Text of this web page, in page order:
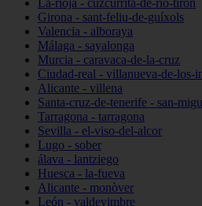
La-rioja - cuzcurrita-de-río-tirón
Girona - sant-feliu-de-guíxols
Valencia - alboraya
Málaga - sayalonga
Murcia - caravaca-de-la-cruz
Ciudad-real - villanueva-de-los-
Alicante - villena
Santa-cruz-de-tenerife - san-
Tarragona - tarragona
Sevilla - el-viso-del-alcor
Lugo - sober
álava - lantziego
Huesca - la-fueva
Alicante - monòver
León - valdevimbre